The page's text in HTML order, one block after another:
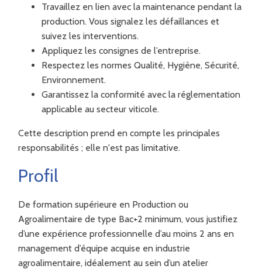
Travaillez en lien avec la maintenance pendant la
production. Vous signalez les défaillances et
suivez les interventions.
Appliquez les consignes de l’entreprise.
Respectez les normes Qualité, Hygiène, Sécurité,
Environnement.
Garantissez la conformité avec la réglementation
applicable au secteur viticole.
Cette description prend en compte les principales
responsabilités ; elle n'est pas limitative.
Profil
De formation supérieure en Production ou
Agroalimentaire de type Bac+2 minimum, vous justifiez
d’une expérience professionnelle d’au moins 2 ans en
management d’équipe acquise en industrie
agroalimentaire, idéalement au sein d’un atelier